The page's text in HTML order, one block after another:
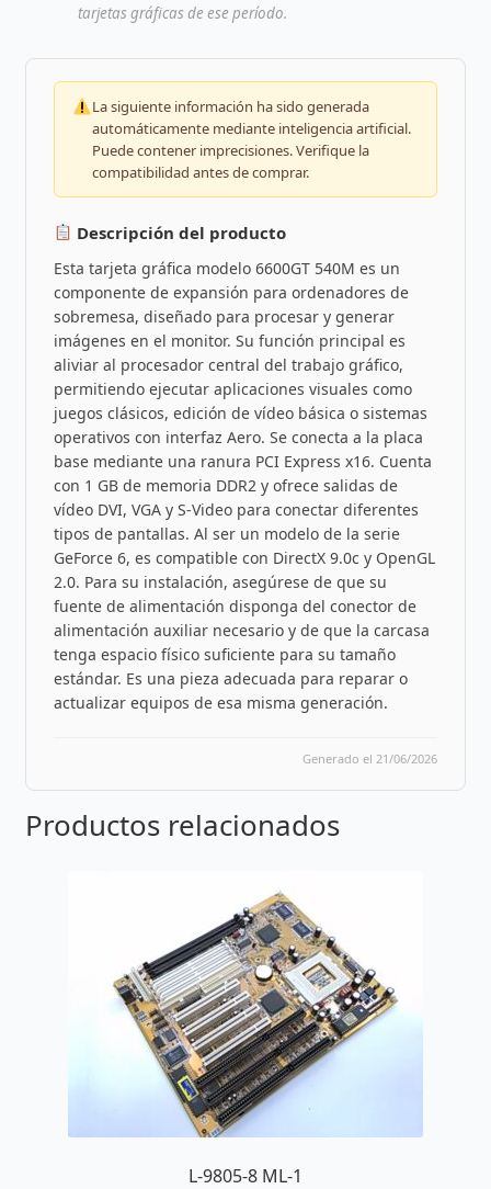
tarjetas gráficas de ese período.
La siguiente información ha sido generada
automáticamente mediante inteligencia artificial.
Puede contener imprecisiones. Verifique la
compatibilidad antes de comprar.
Descripción del producto
Esta tarjeta gráfica modelo 6600GT 540M es un
componente de expansión para ordenadores de
sobremesa, diseñado para procesar y generar
imágenes en el monitor. Su función principal es
aliviar al procesador central del trabajo gráfico,
permitiendo ejecutar aplicaciones visuales como
juegos clásicos, edición de vídeo básica o sistemas
operativos con interfaz Aero. Se conecta a la placa
base mediante una ranura PCI Express x16. Cuenta
con 1 GB de memoria DDR2 y ofrece salidas de
vídeo DVI, VGA y S-Video para conectar diferentes
tipos de pantallas. Al ser un modelo de la serie
GeForce 6, es compatible con DirectX 9.0c y OpenGL
2.0. Para su instalación, asegúrese de que su
fuente de alimentación disponga del conector de
alimentación auxiliar necesario y de que la carcasa
tenga espacio físico suficiente para su tamaño
estándar. Es una pieza adecuada para reparar o
actualizar equipos de esa misma generación.
Generado el 21/06/2026
Productos relacionados
L-9805-8 ML-1